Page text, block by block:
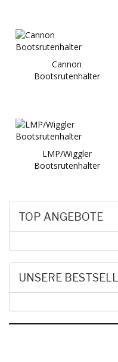
Cannon
Bootsrutenhalter
LMP/Wiggler
Bootsrutenhalter
TOP ANGEBOTE
UNSERE